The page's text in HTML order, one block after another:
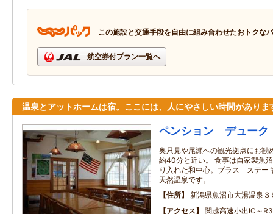
この施設と交通手段を自由に組み合わせたおトクな
航空券付プラン一覧へ
温泉とアットホームは宿。ここには、人にやさしい時間がありま
ペンション デューク
奥只見や尾瀬への観光拠点にお勧
約40分と近い。 食事は自家製魚
り入れた和中心。プラス ステー
天然温泉です。
住所
新潟県魚沼市大湯温泉３
アクセス
関越高速小出IC～